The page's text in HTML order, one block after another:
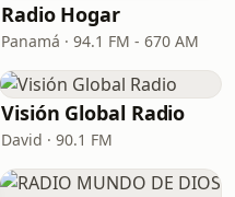
Radio Hogar
Panamá · 94.1 FM - 670 AM
Visión Global Radio
David · 90.1 FM